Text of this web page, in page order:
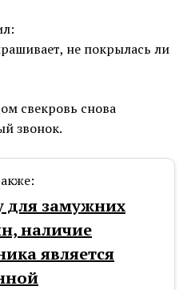
не покрылась ли
свекровь снова
звонок.
для замужних
наличие
является